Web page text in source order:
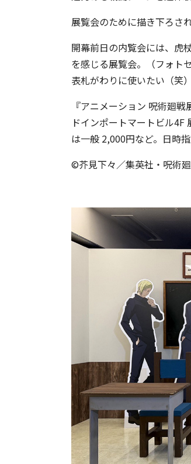
展覧会のために描き下ろさ
開幕前日の内覧会には、虎
を感じる展覧会。（フォト
表札がわりに使いたい（笑
『アニメーション 呪術廻
ドインポートマートビル
は一般 2,000円など。日時指
©芥見下々／集英社・呪術